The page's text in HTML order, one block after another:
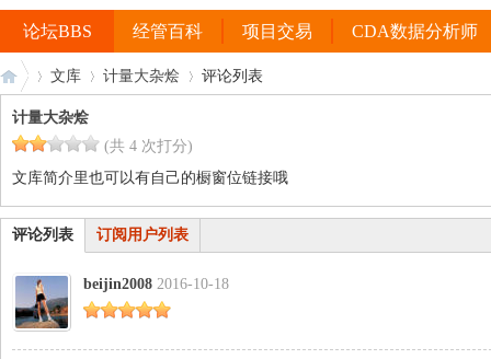
经管百科 项目交易 CDA数据分析师
论坛BBS
经 ›
文库
›
计量大杂烩
›
评论列表
计量大杂烩
(共 4 次打分)
文库简介里也可以有自己的橱窗位链接哦
评论列表 订阅用户列表
beijin2008 2016-10-18